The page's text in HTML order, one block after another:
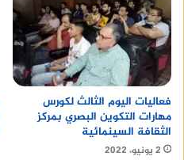
فعاليات اليوم الثالث لكورس
مهارات التكوين البصري بمركز
الثقافة السينمائية
2 يونيو، 2022